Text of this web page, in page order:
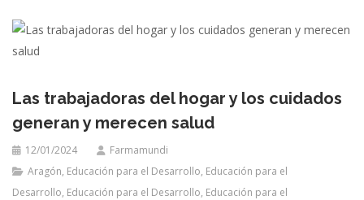
Las trabajadoras del hogar y los cuidados
generan y merecen salud
12/01/2024
Farmamundi
Aragón, Educación para el Desarrollo, Educación para el
Desarrollo, Educación para el Desarrollo, Educación para el